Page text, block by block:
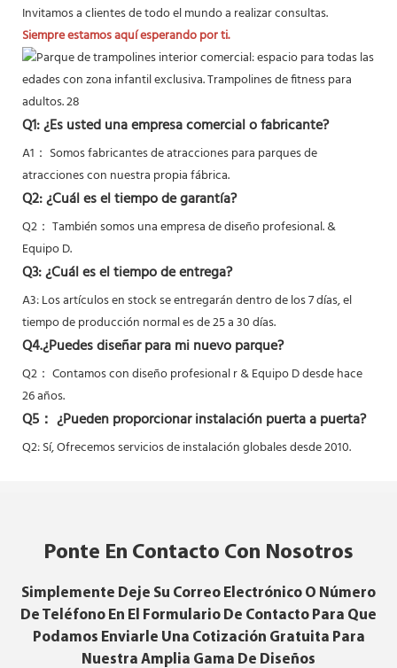
Invitamos a clientes de todo el mundo a realizar consultas.
Siempre estamos aquí esperando por ti.
Q1: ¿Es usted una empresa comercial o fabricante?
A1： Somos fabricantes de atracciones para parques de
atracciones con nuestra propia fábrica.
Q2: ¿Cuál es el tiempo de garantía?
Q2： También somos una empresa de diseño profesional. &
Equipo D.
Q3: ¿Cuál es el tiempo de entrega?
A3: Los artículos en stock se entregarán dentro de los 7 días, el
tiempo de producción normal es de 25 a 30 días.
Q4.¿Puedes diseñar para mi nuevo parque?
Q2： Contamos con diseño profesional r & Equipo D desde hace
26 años.
Q5： ¿Pueden proporcionar instalación puerta a puerta?
Q2: Sí,Ofrecemos servicios de instalación globales desde 2010.
Ponte En Contacto Con Nosotros
Simplemente Deje Su Correo Electrónico O Número
De Teléfono En El Formulario De Contacto Para Que
Podamos Enviarle Una Cotización Gratuita Para
Nuestra Amplia Gama De Diseños